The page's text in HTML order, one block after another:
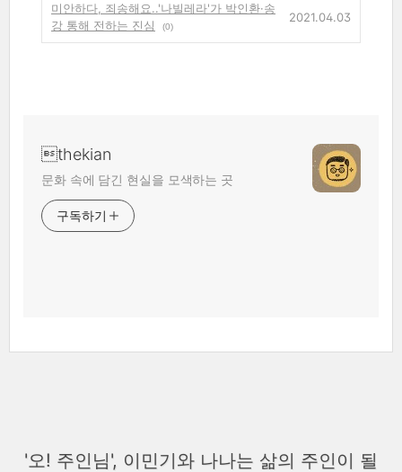
미안하다, 죄송해요..'나빌레라'가 박인환·송
강 통해 전하는 진심
(0)
2021.04.03
thekian
문화 속에 담긴 현실을 모색하는 곳
구독하기
'오! 주인님', 이민기와 나나는 삶의 주인이 될